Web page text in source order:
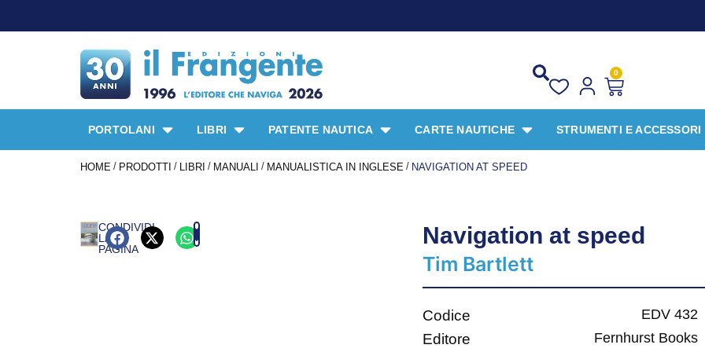
0
PORTOLANI LIBRI PATENTE NAUTICA CARTE NAUTICHE STRUMENTI E ACCESSORI
HOME / PRODOTTI / LIBRI / MANUALI / MANUALISTICA IN INGLESE / NAVIGATION AT SPEED
CONDIVIDI
LA
PAGINA
Navigation at speed
Tim Bartlett
Codice EDV 432
Editore Fernhurst Books